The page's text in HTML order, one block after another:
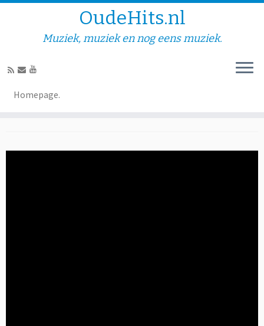
OudeHits.nl
Muziek, muziek en nog eens muziek.
Homepage.
meisje